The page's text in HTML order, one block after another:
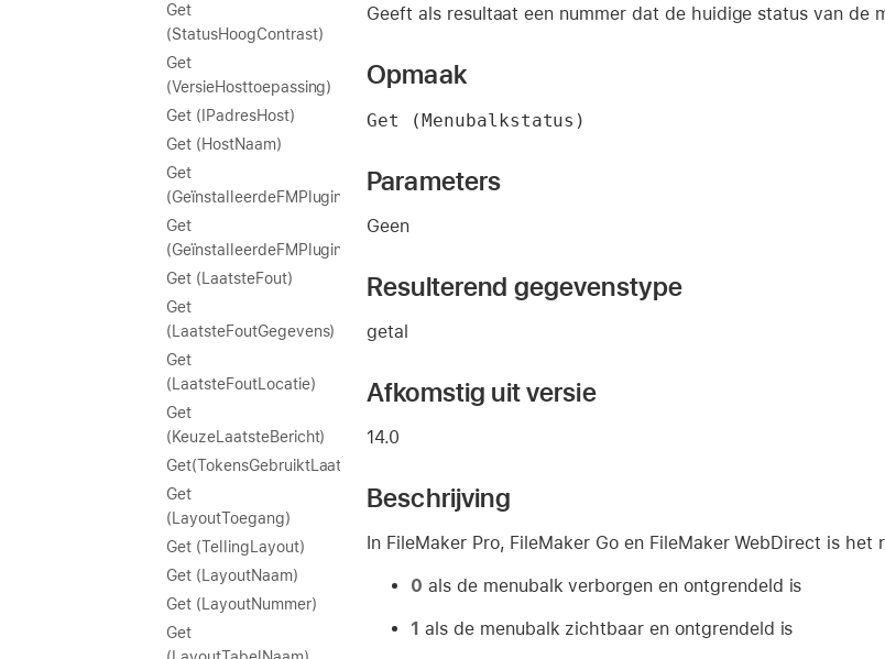
Get
(StatusHoogContrast)
Get
(VersieHosttoepassing)
Get (IPadresHost)
Get (HostNaam)
Get
(GeïnstalleerdeFMPlugins)
Get
(GeïnstalleerdeFMPluginsAlsJSON)
Get (LaatsteFout)
Get
(LaatsteFoutGegevens)
Get
(LaatsteFoutLocatie)
Get
(KeuzeLaatsteBericht)
Get(TokensGebruiktLaatsteStap)
Get
(LayoutToegang)
Get (TellingLayout)
Get (LayoutNaam)
Get (LayoutNummer)
Get
Geeft als resultaat een nummer dat de huidige status van de
Opmaak
Get (Menubalkstatus)
Parameters
Geen
Resulterend gegevenstype
getal
Afkomstig uit versie
14.0
Beschrijving
In FileMaker Pro, FileMaker Go en FileMaker WebDirect is het
0 als de menubalk verborgen en ontgrendeld is
1 als de menubalk zichtbaar en ontgrendeld is